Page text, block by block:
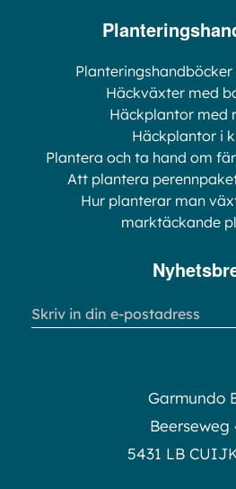
Planteringshandböcker
Häckväxter med
Häckplantor med
Häckplantor i
Plantera och ta hand om
Att plantera
Hur planterar man
marktäckande
Up
Garmundo
Beerseweg
5431 LB